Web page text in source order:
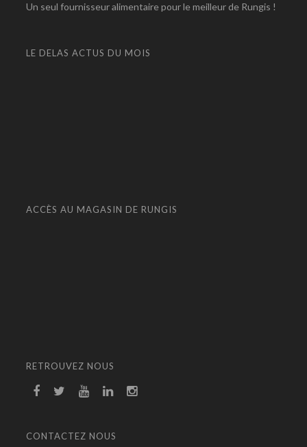
Un seul fournisseur alimentaire pour le meilleur de Rungis !
LE DELAS ACTUS DU MOIS
ACCÈS AU MAGASIN DE RUNGIS
RETROUVEZ NOUS
CONTACTEZ NOUS